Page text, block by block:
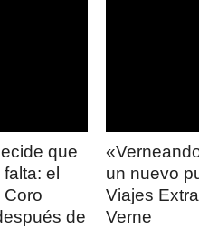
que
el
Coro
de
un nuevo
Viajes
Verne